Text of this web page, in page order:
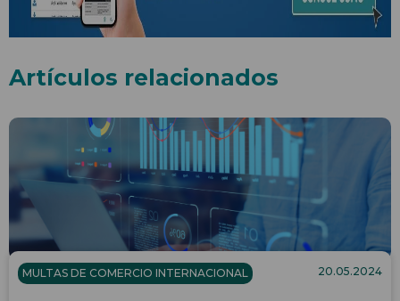
Artículos relacionados
MULTAS DE COMERCIO INTERNACIONAL 20.05.2024